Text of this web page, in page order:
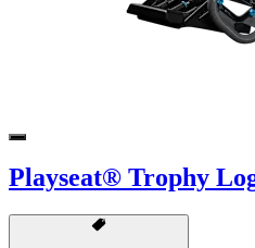
Playseat® Trophy